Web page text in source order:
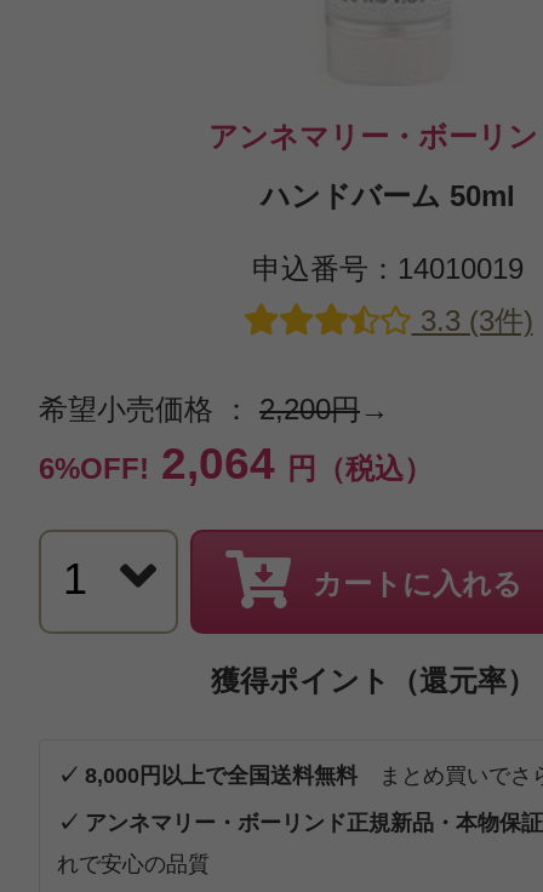
アンネマリー・ボーリ
ハンドバーム 50ml
申込番号：14010019
3.3 (3件)
希望小売価格 ： 2,200円→
6%OFF! 2,064 円（税込）
カートに入れる
獲得ポイント（還元率）
✓ 8,000円以上で全国送料無料 まとめ買いでさ
✓ アンネマリー・ボーリンド正規新品・本物保証
れで安心の品質